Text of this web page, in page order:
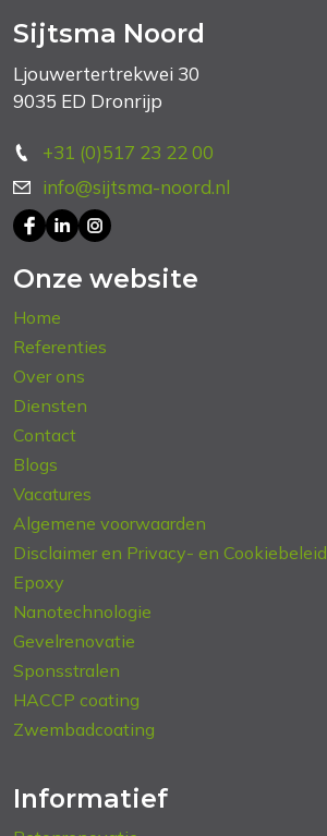
Sijtsma Noord
Ljouwertertrekwei 30
9035 ED Dronrijp
+31 (0)517 23 22 00
info@sijtsma-noord.nl
Onze website
Home
Referenties
Over ons
Diensten
Contact
Blogs
Vacatures
Algemene voorwaarden
Disclaimer en Privacy- en Cookiebeleid
Epoxy
Nanotechnologie
Gevelrenovatie
Sponsstralen
HACCP coating
Zwembadcoating
Informatief